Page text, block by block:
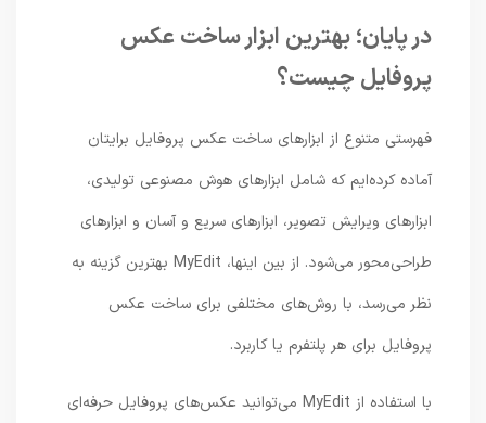
در پایان؛ بهترین ابزار ساخت عکس
پروفایل چیست؟
فهرستی متنوع از ابزارهای ساخت عکس پروفایل برایتان
آماده کرده‌ایم که شامل ابزارهای هوش مصنوعی تولیدی،
ابزارهای ویرایش تصویر، ابزارهای سریع و آسان و ابزارهای
طراحی‌محور می‌شود. از بین اینها، MyEdit بهترین گزینه به
نظر می‌رسد، با روش‌های مختلفی برای ساخت عکس
پروفایل برای هر پلتفرم یا کاربرد.
با استفاده از MyEdit می‌توانید عکس‌های پروفایل حرفه‌ای